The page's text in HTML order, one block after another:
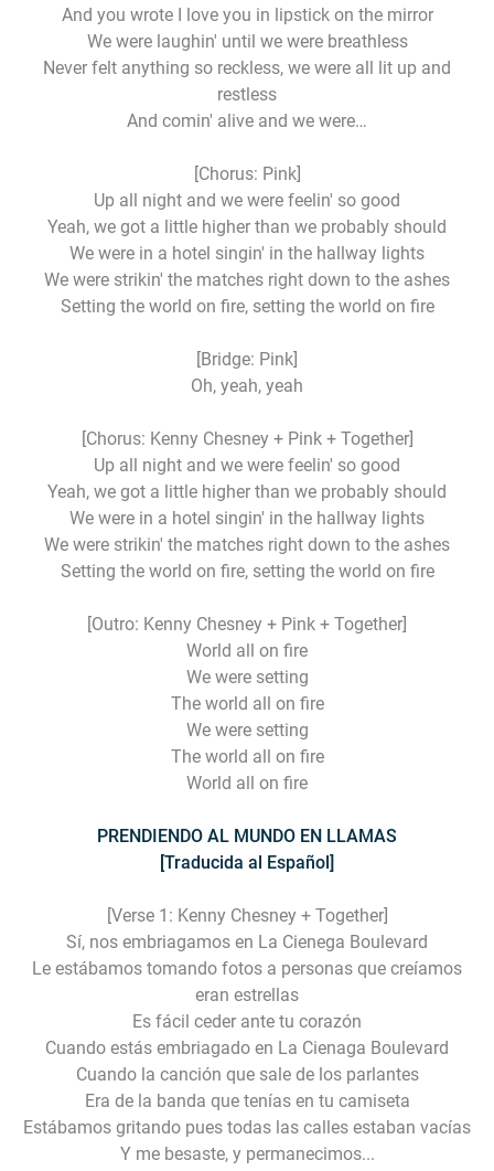
And you wrote I love you in lipstick on the mirror
We were laughin' until we were breathless
Never felt anything so reckless, we were all lit up and
restless
And comin' alive and we were…
[Chorus: Pink]
Up all night and we were feelin' so good
Yeah, we got a little higher than we probably should
We were in a hotel singin' in the hallway lights
We were strikin' the matches right down to the ashes
Setting the world on fire, setting the world on fire
[Bridge: Pink]
Oh, yeah, yeah
[Chorus: Kenny Chesney + Pink + Together]
Up all night and we were feelin' so good
Yeah, we got a little higher than we probably should
We were in a hotel singin' in the hallway lights
We were strikin' the matches right down to the ashes
Setting the world on fire, setting the world on fire
[Outro: Kenny Chesney + Pink + Together]
World all on fire
We were setting
The world all on fire
We were setting
The world all on fire
World all on fire
PRENDIENDO AL MUNDO EN LLAMAS
[Traducida al Español]
[Verse 1: Kenny Chesney + Together]
Sí, nos embriagamos en La Cienega Boulevard
Le estábamos tomando fotos a personas que creíamos
eran estrellas
Es fácil ceder ante tu corazón
Cuando estás embriagado en La Cienaga Boulevard
Cuando la canción que sale de los parlantes
Era de la banda que tenías en tu camiseta
Estábamos gritando pues todas las calles estaban vacías
Y me besaste, y permanecimos...